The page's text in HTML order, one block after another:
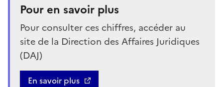
Pour en savoir plus
Pour consulter ces chiffres, accéder au
site de la Direction des Affaires Juridiques
(DAJ)
En savoir plus